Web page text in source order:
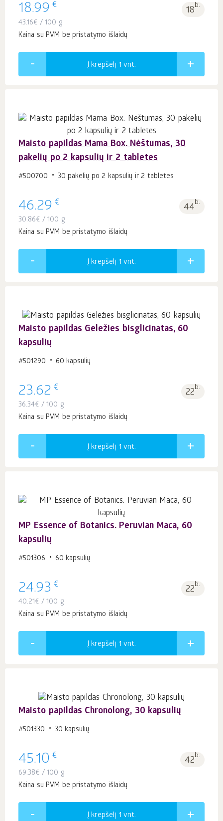
18.99 € 18b.
43.16€ / 100 g
Kaina su PVM be pristatymo išlaidų
Į krepšelį 1 vnt.
Maisto papildas Mama Box. Nėštumas, 30
pakelių po 2 kapsulių ir 2 tabletes
#500700 30 pakelių po 2 kapsulių ir 2 tabletes
46.29 € 44b.
30.86€ / 100 g
Kaina su PVM be pristatymo išlaidų
Į krepšelį 1 vnt.
Maisto papildas Geležies bisglicinatas, 60
kapsulių
#501290 60 kapsulių
23.62 € 22b.
36.34€ / 100 g
Kaina su PVM be pristatymo išlaidų
Į krepšelį 1 vnt.
MP Essence of Botanics. Peruvian Maca, 60
kapsulių
#501306 60 kapsulių
24.93 € 22b.
40.21€ / 100 g
Kaina su PVM be pristatymo išlaidų
Į krepšelį 1 vnt.
Maisto papildas Chronolong, 30 kapsulių
#501330 30 kapsulių
45.10 € 42b.
69.38€ / 100 g
Kaina su PVM be pristatymo išlaidų
Į krepšelį 1 vnt.